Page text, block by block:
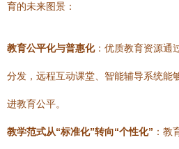
育的未来图景：
教育公平化与普惠化：优质教育资源通
分发，远程互动课堂、智能辅导系统能
进教育公平。
教学范式从“标准化”转向“个性化” ：教